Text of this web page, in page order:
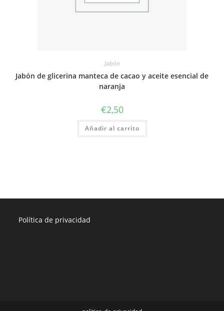
Jabón
Jabón de glicerina manteca de cacao y aceite esencial de
naranja
€2,50
Añadir al carrito
Política de privacidad